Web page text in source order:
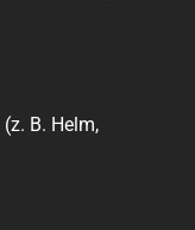
(z. B. Helm,